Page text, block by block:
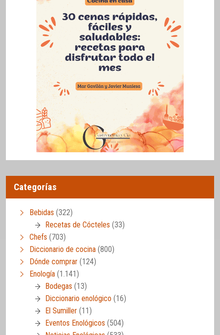
Categorías
Bebidas (322)
Recetas de Cócteles (33)
Chefs (703)
Diccionario de cocina (800)
Dónde comprar (124)
Enología (1.141)
Bodegas (13)
Diccionario enológico (16)
El Sumiller (11)
Eventos Enológicos (504)